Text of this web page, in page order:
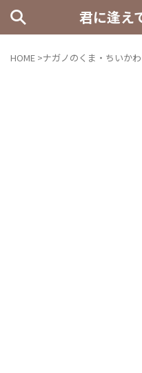
君に逢え
HOME >ナガノのくま・ちいかわ